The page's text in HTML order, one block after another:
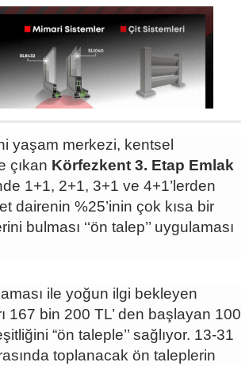
yaşam merkezi, kentsel
çıkan Körfezkent 3. Etap Emlak
1+1, 2+1, 3+1 ve 4+1’lerden
dairenin %25’inin çok kısa bir
bulması ‘‘ön talep’’ uygulaması
ile yoğun ilgi bekleyen
167 bin 200 TL’ den başlayan 100
“ön taleple’’ sağlıyor. 13-31
toplanacak ön taleplerin